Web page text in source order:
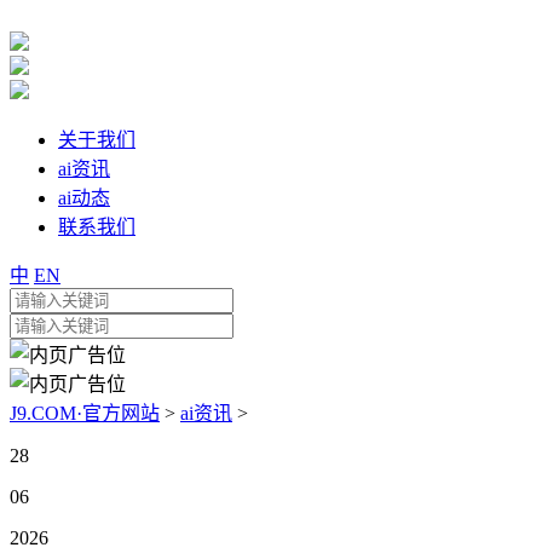
关于我们
ai资讯
ai动态
联系我们
中 EN
J9.COM·官方网站 > ai资讯 >
28
06
2026